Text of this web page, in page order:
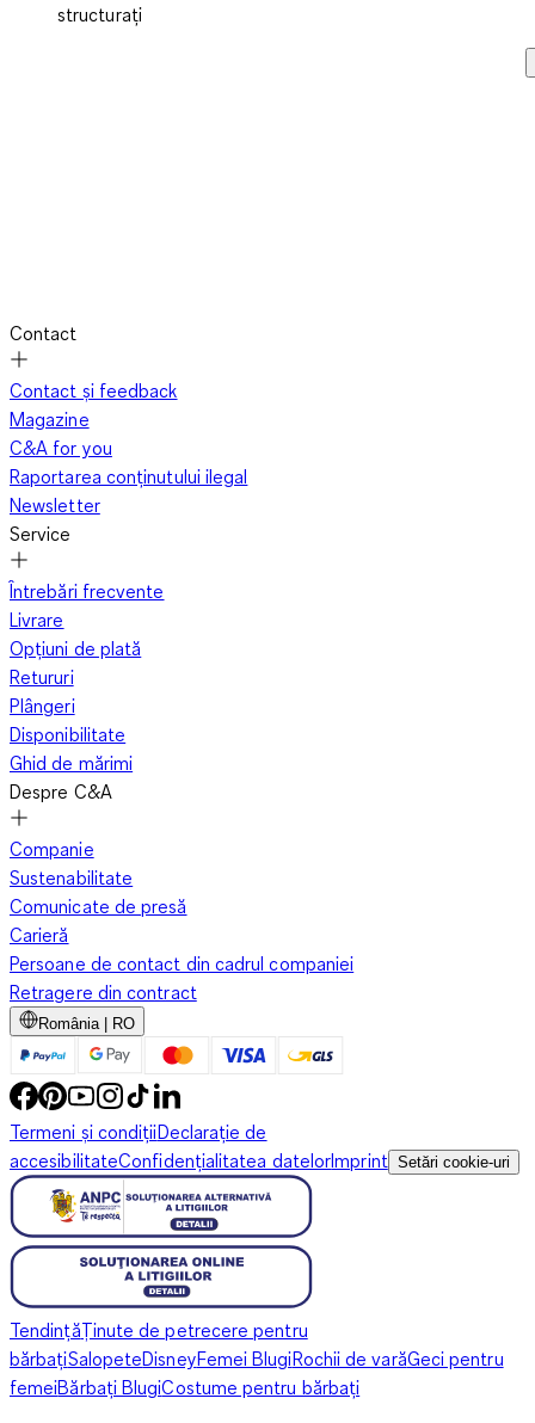
structurați
Contact
Contact și feedback
Magazine
C&A for you
Raportarea conținutului ilegal
Newsletter
Service
Întrebări frecvente
Livrare
Opțiuni de plată
Retururi
Plângeri
Disponibilitate
Ghid de mărimi
Despre C&A
Companie
Sustenabilitate
Comunicate de presă
Carieră
Persoane de contact din cadrul companiei
Retragere din contract
România | RO
Termeni și condițiiDeclarație de
accesibilitateConfidențialitatea datelorImprint Setări cookie-uri
TendințăȚinute de petrecere pentru
bărbațiSalopeteDisneyFemei BlugiRochii de varăGeci pentru
femeiBărbați BlugiCostume pentru bărbați